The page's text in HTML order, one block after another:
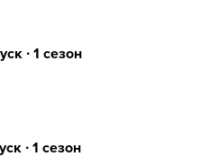
∙ 1 сезон
∙ 1 сезон